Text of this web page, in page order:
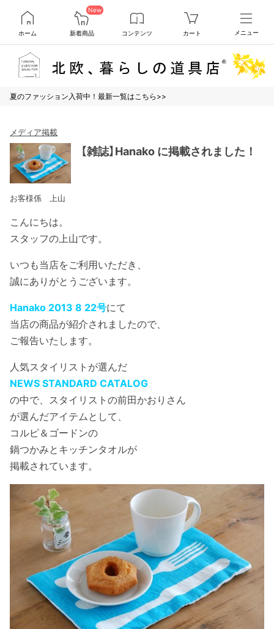
ホーム
New
新着商品 コンテンツ カート メニュー
夏のファッション入荷中！最新一覧はこちら>>
メディア掲載
【雑誌】Hanako に掲載されました！
お客様係 上山
こんにちは。
スタッフの上山です。
いつも当店をご利用いただき、
誠にありがとうございます。
Hanako 2013 8 22号にて
当店の商品が紹介されましたので、
ご報告いたします。
人気スタイリストが選んだ
NEWS STANDARD CATALOG
の中で、スタイリストの前田かおりさん
が選んだアイテムとして、
コルピ＆ゴードンの
鍋つかみとキッチンタオルが
掲載されています。